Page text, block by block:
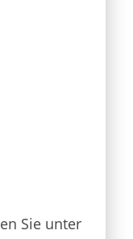
Sie unter